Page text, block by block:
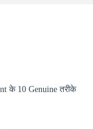
के 10 Genuine तरीके